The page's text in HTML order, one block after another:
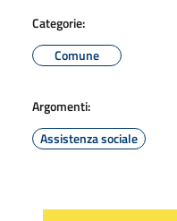
Categorie:
Comune
Argomenti:
Assistenza sociale